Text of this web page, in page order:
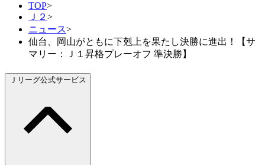
TOP>
Ｊ２ >
ニュース>
仙台、岡山がともに下剋上を果たし決勝に進出！【サ
マリー：Ｊ１昇格プレーオフ 準決勝】
Ｊリーグ公式サービス